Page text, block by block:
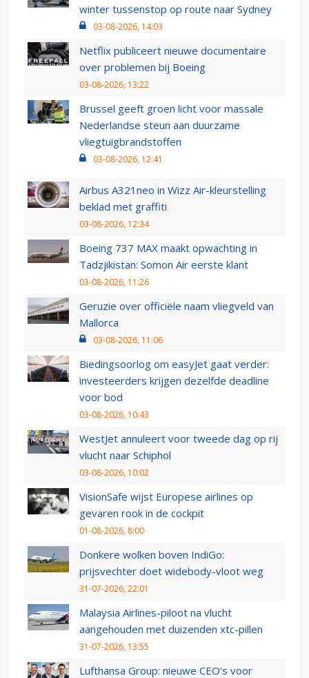
winter tussenstop op route naar Sydney
03-08-2026, 14:03
Netflix publiceert nieuwe documentaire
over problemen bij Boeing
03-08-2026, 13:22
Brussel geeft groen licht voor massale
Nederlandse steun aan duurzame
vliegtuigbrandstoffen
03-08-2026, 12:41
Airbus A321neo in Wizz Air-kleurstelling
beklad met graffiti
03-08-2026, 12:34
Boeing 737 MAX maakt opwachting in
Tadzjikistan: Somon Air eerste klant
03-08-2026, 11:26
Geruzie over officiële naam vliegveld van
Mallorca
03-08-2026, 11:06
Biedingsoorlog om easyJet gaat verder:
investeerders krijgen dezelfde deadline
voor bod
03-08-2026, 10:43
WestJet annuleert voor tweede dag op rij
vlucht naar Schiphol
03-08-2026, 10:02
VisionSafe wijst Europese airlines op
gevaren rook in de cockpit
01-08-2026, 8:00
Donkere wolken boven IndiGo:
prijsvechter doet widebody-vloot weg
31-07-2026, 22:01
Malaysia Airlines-piloot na vlucht
aangehouden met duizenden xtc-pillen
31-07-2026, 13:55
Lufthansa Group: nieuwe CEO’s voor